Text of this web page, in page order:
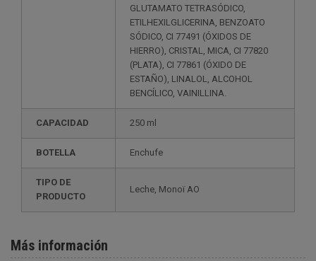
GLUTAMATO TETRASÓDICO,
ETILHEXILGLICERINA, BENZOATO
SÓDICO, CI 77491 (ÓXIDOS DE
HIERRO), CRISTAL, MICA, CI 77820
(PLATA), CI 77861 (ÓXIDO DE
ESTAÑO), LINALOL, ALCOHOL
BENCÍLICO, VAINILLINA.
CAPACIDAD 250 ml
BOTELLA Enchufe
TIPO DE
PRODUCTO
Leche, Monoï AO
Más información